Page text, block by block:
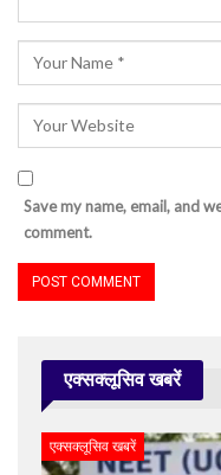
Save my name, email, and
comment.
एक्सक्लूसिव खबरें
एक्सक्लूसिव खबरें